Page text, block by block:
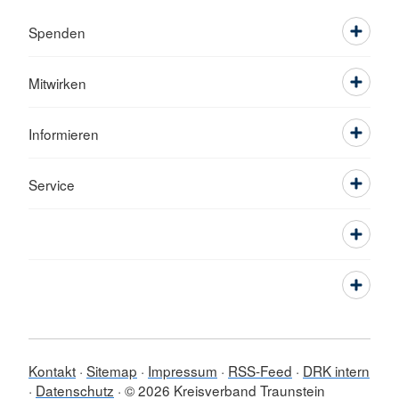
Spenden
Mitwirken
Informieren
Service
Kontakt Sitemap Impressum RSS-Feed
DRK intern
Datenschutz © 2026 Kreisverband Traunstein